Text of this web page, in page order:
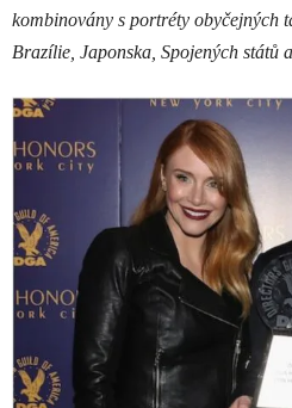
kombinovány s portréty obyčejných
Brazílie, Japonska, Spojených států